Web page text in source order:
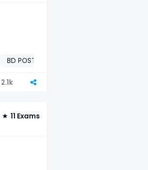
BD POST, Metropolitan Circle Inspector-
2.1k
11 Exams